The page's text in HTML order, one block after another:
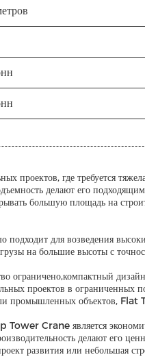
проектов, где требуется
делают его подходящим
большую площадь на
для возведения
на большие высоты с
ограничено,компактный
проектов в ограниченных
или промышленных объектов,
Crane является
делают его
развития или небольшая